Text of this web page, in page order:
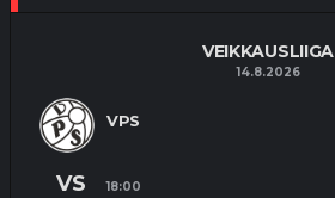
VEIKKAUSLIIGA
14.8.2026
VPS
VS 18:00